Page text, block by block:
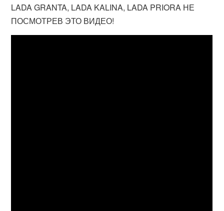
LADA GRANTA, LADA KALINA, LADA PRIORA НЕ
ПОСМОТРЕВ ЭТО ВИДЕО!